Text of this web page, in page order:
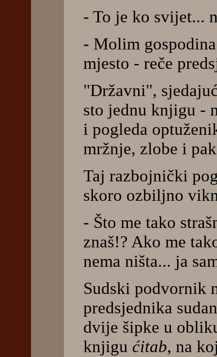
- To je ko svijet...
- Molim
mjesto - reče
"Državni",
sto jednu knjigu -
i pogleda
mržnje, zlobe i
Taj razbojnički
skoro ozbiljno
- Što me tako
znaš!? Ako me
nema ništa... ja
Sudski podvornik
predsjednika
dvije šipke u
knjigu ćitab, na